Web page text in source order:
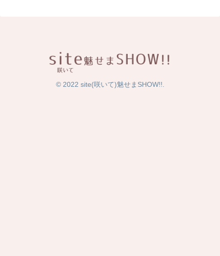
© 2022 site(咲いて)魅せまSHOW!!.